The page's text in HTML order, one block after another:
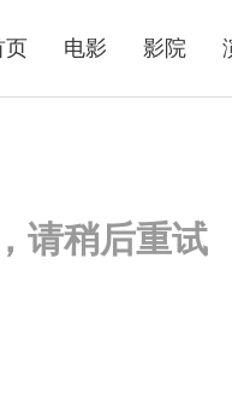
页 电影 影院
请稍后重试